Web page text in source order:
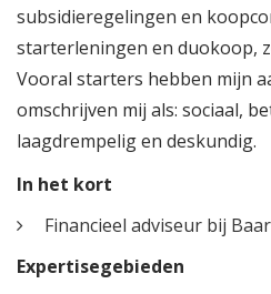
subsidieregelingen en
starterleningen en duokoop,
Vooral starters hebben mijn
omschrijven mij als: sociaal,
laagdrempelig en deskundig.
In het kort
Financieel adviseur bij
Expertisegebieden